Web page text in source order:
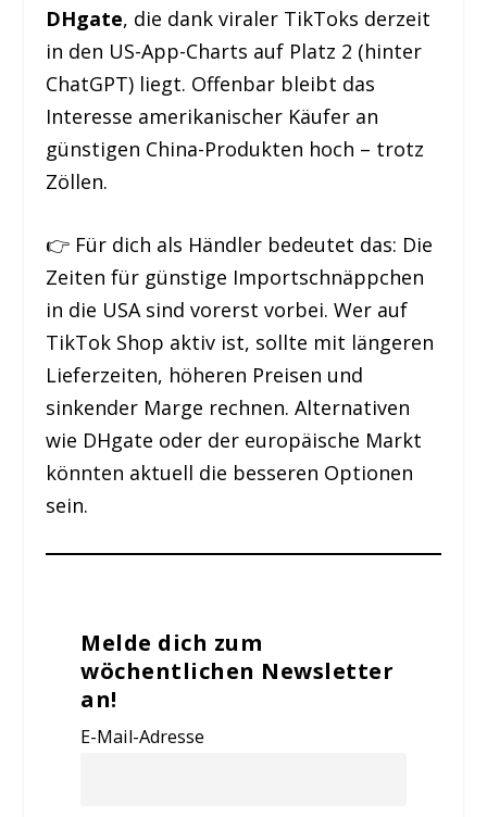
DHgate, die dank viraler TikToks derzeit
in den US-App-Charts auf Platz 2 (hinter
ChatGPT) liegt. Offenbar bleibt das
Interesse amerikanischer Käufer an
günstigen China-Produkten hoch – trotz
Zöllen.
👉 Für dich als Händler bedeutet das: Die
Zeiten für günstige Importschnäppchen
in die USA sind vorerst vorbei. Wer auf
TikTok Shop aktiv ist, sollte mit längeren
Lieferzeiten, höheren Preisen und
sinkender Marge rechnen. Alternativen
wie DHgate oder der europäische Markt
könnten aktuell die besseren Optionen
sein.
Melde dich zum
wöchentlichen Newsletter
an!
E-Mail-Adresse